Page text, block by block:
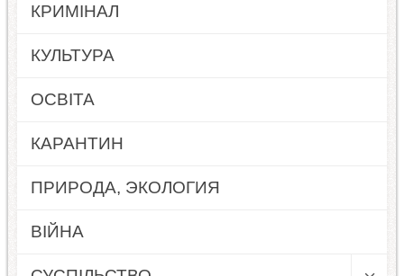
КРИМІНАЛ
КУЛЬТУРА
ОСВІТА
КАРАНТИН
ПРИРОДА, ЭКОЛОГИЯ
ВІЙНА